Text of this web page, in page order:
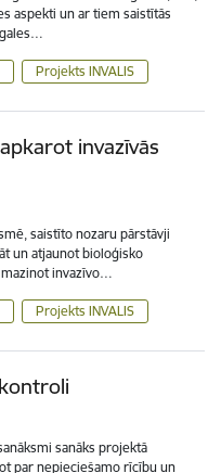
aspekti un ar tiem saistītās
Projekts INVALIS
invazīvās
saistīto nozaru pārstāvji
un atjaunot bioloģisko
invazīvo…
Projekts INVALIS
sanāks projektā
par nepieciešamo rīcību un